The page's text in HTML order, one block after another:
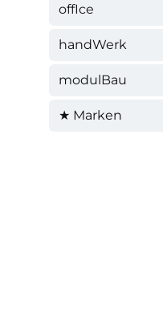
offIce
handWerk
modulBau
★ Marken